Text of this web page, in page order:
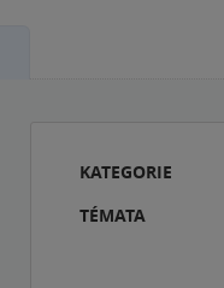
KATEGORIE
TÉMATA